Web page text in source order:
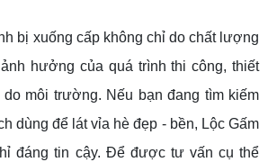
bị xuống cấp không chỉ do chất lượng
hưởng của quá trình thi công, thiết
do môi trường. Nếu bạn đang tìm kiếm
dùng để lát vỉa hè đẹp - bền, Lộc Gấm
đáng tin cậy. Để được tư vấn cụ thể